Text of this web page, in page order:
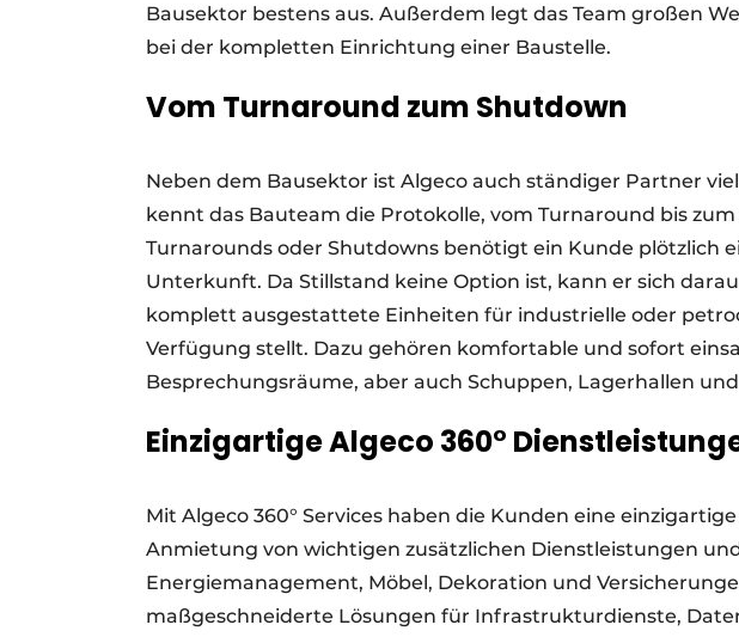
Bausektor bestens aus. Außerdem legt das Team großen
bei der kompletten Einrichtung einer Baustelle.
Vom Turnaround zum Shutdown
Neben dem Bausektor ist Algeco auch ständiger Partner
kennt das Bauteam die Protokolle, vom Turnaround bis
Turnarounds oder Shutdowns benötigt ein Kunde plötzlich
Unterkunft. Da Stillstand keine Option ist, kann er sich
komplett ausgestattete Einheiten für industrielle oder
Verfügung stellt. Dazu gehören komfortable und sofort
Besprechungsräume, aber auch Schuppen, Lagerhallen
Einzigartige Algeco 360°
Mit Algeco 360° Services haben die Kunden eine
Anmietung von wichtigen zusätzlichen Dienstleistungen
Energiemanagement, Möbel, Dekoration und
maßgeschneiderte Lösungen für Infrastrukturdienste,